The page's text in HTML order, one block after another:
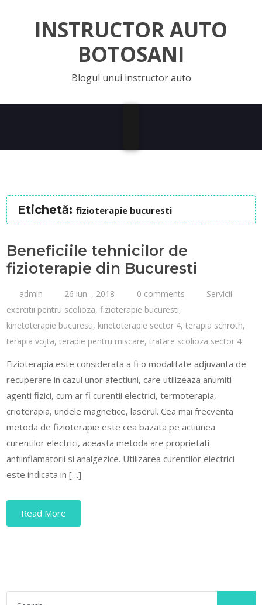
INSTRUCTOR AUTO
BOTOSANI
Blogul unui instructor auto
Etichetă:fizioterapie bucuresti
Beneficiile tehnicilor de
fizioterapie din Bucuresti
admin 26 iun. , 2018 0 comments
Servicii
exercitii pentru scolioza,fizioterapie bucuresti,
kinetoterapie bucuresti, kinetoterapie sector 4,terapia schroth,
terapia vojta,terapie pentru miscare,tratare scolioza sector 4
Fizioterapia este considerata a fi o modalitate adjuvanta de
recuperare in cazul unor afectiuni, care utilizeaza anumiti
agenti fizici, cum ar fi curentii electrici, termoterapia,
crioterapia, undele magnetice, laserul. Cea mai frecventa
metoda de fizioterapie este cea bazata pe actiunea
curentilor electrici, aceasta metoda are proprietati
antiinflamatorii si analgezice. Utilizarea curentilor electrici
este indicata in […]
Read More